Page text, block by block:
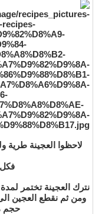
لاحظوا العجينة طرية
فكل
نترك العجينة تختمر
ومن ثم نقطع العجين
حجم